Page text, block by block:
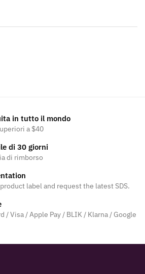
in tutto il mondo
a $40
di 30 giorni
di rimborso
label and request the latest SDS.
/ Visa / Apple Pay / BLIK / Klarna / Google